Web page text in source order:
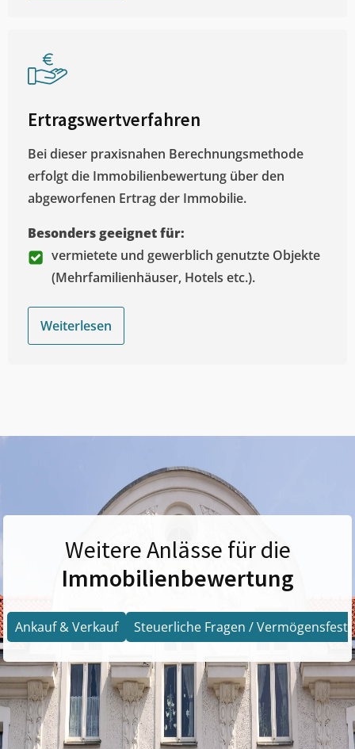
Ertragswertverfahren
Bei dieser praxisnahen Berechnungsmethode
erfolgt die Immobilienbewertung über den
abgeworfenen Ertrag der Immobilie.
Besonders geeignet für:
vermietete und gewerblich genutzte Objekte
(Mehrfamilienhäuser, Hotels etc.).
Weiterlesen
Weitere Anlässe für die
Immobilienbewertung
Ankauf & Verkauf Steuerliche Fragen /